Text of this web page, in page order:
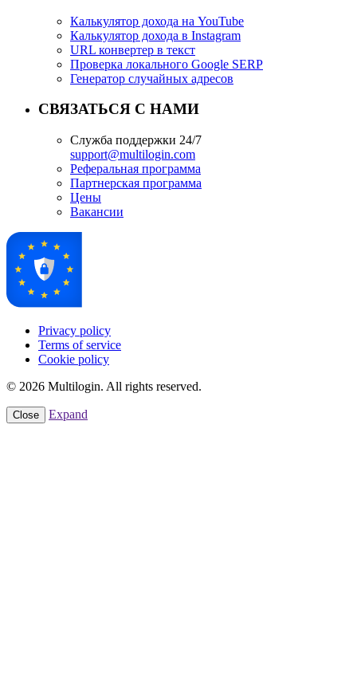
Калькулятор дохода на YouTube
Калькулятор дохода в Instagram
URL конвертер в текст
Проверка локального Google SERP
Генератор случайных адресов
СВЯЗАТЬСЯ С НАМИ
Служба поддержки 24/7
support@multilogin.com
Реферальная программа
Партнерская программа
Цены
Вакансии
Privacy policy
Terms of service
Cookie policy
© 2026 Multilogin. All rights reserved.
Close Expand